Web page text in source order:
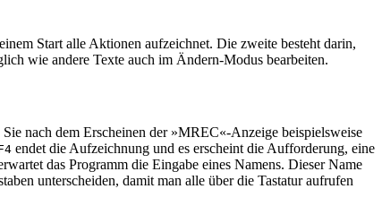
Start alle Aktionen aufzeichnet. Die zweite besteht darin,
wie andere Texte auch im Ändern-Modus bearbeiten.
nach dem Erscheinen der »MREC«-Anzeige beispielsweise
endet die Aufzeichnung und es erscheint die Aufforderung, eine
das Programm die Eingabe eines Namens. Dieser Name
unterscheiden, damit man alle über die Tastatur aufrufen